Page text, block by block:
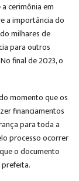
cerimônia em
a importância do
milhares de
para outros
final de 2023, o
momento que os
financiamentos
para toda a
processo ocorrer
o documento